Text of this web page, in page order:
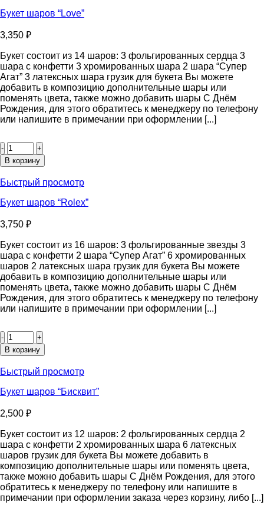
блёстки”
Букет шаров “Love”
3,350 ₽
Букет состоит из 14 шаров: 3 фольгированных сердца 3
шара с конфетти 3 хромированных шара 2 шара “Супер
Агат” 3 латексных шара грузик для букета Вы можете
добавить в композицию дополнительные шары или
поменять цвета, также можно добавить шары С Днём
Рождения, для этого обратитесь к менеджеру по телефону
или напишите в примечании при оформлении [...]
товара
Букет
“Love”
В корзину
Быстрый просмотр
Букет шаров “Rolex”
3,750 ₽
Букет состоит из 16 шаров: 3 фольгированные звезды 3
шара с конфетти 2 шара “Супер Агат” 6 хромированных
шаров 2 латексных шара грузик для букета Вы можете
добавить в композицию дополнительные шары или
поменять цвета, также можно добавить шары С Днём
Рождения, для этого обратитесь к менеджеру по телефону
или напишите в примечании при оформлении [...]
товара
Букет
“Rolex”
В корзину
Быстрый просмотр
Букет шаров “Бисквит”
2,500 ₽
Букет состоит из 12 шаров: 2 фольгированных сердца 2
шара с конфетти 2 хромированных шара 6 латексных
шаров грузик для букета Вы можете добавить в
композицию дополнительные шары или поменять цвета,
также можно добавить шары С Днём Рождения, для этого
обратитесь к менеджеру по телефону или напишите в
примечании при оформлении заказа через корзину, либо [...]